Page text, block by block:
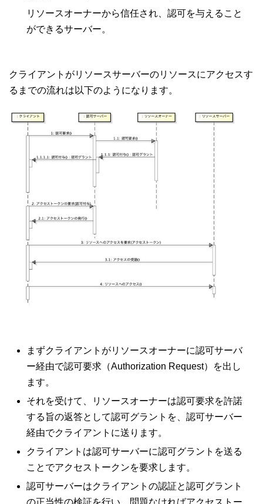
リソースオーナーから信任され、認可を与えること
ができるサーバー。
クライアントがリソースサーバーのリソースにアクセスす
るまでの流れは以下のようになります。
まずクライアントがリソースオーナーに認可サーバ
ー経由で認可要求（Authorization Request）を出し
ます。
それを受けて、リソースオーナーは認可要求を許諾
する旨の返答として認可グラントを、認可サーバー
経由でクライアントに送ります。
クライアントは認可サーバーに認可グラントを送る
ことでアクセストークンを要求します。
認可サーバーはクライアントの認証と認可グラント